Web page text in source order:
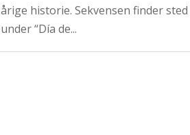
årige historie. Sekvensen finder sted
under “Día de...